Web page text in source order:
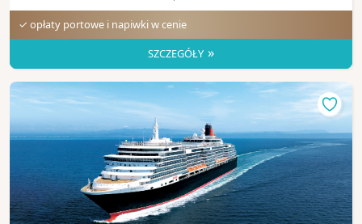
✓ opłaty portowe i napiwki w cenie
SZCZEGÓŁY »